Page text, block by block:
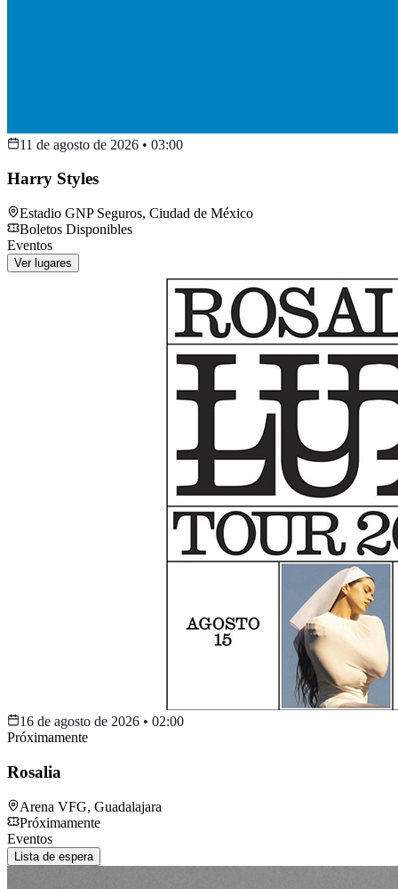
11 de agosto de 2026 • 03:00
Harry Styles
Estadio GNP Seguros, Ciudad de México
Boletos Disponibles
Eventos
Ver lugares
16 de agosto de 2026 • 02:00
Próximamente
Rosalia
Arena VFG, Guadalajara
Próximamente
Eventos
Lista de espera